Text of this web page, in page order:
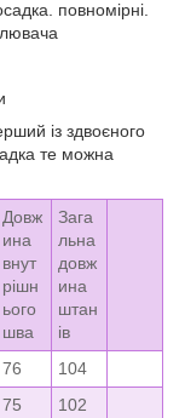
повномірні.
із здвоєного
те можна
Довж
ина
внут
рішн
ього
шва
Зага
льна
довж
ина
штан
ів
76
104
75 102